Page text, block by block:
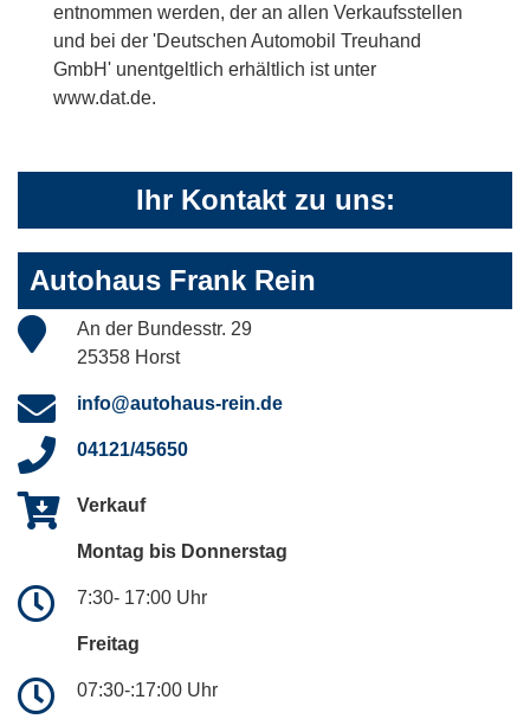
entnommen werden, der an allen Verkaufsstellen
und bei der 'Deutschen Automobil Treuhand
GmbH' unentgeltlich erhältlich ist unter
www.dat.de.
Ihr Kontakt zu uns:
Autohaus Frank Rein
An der Bundesstr. 29
25358 Horst
info@autohaus-rein.de
04121/45650
Verkauf
Montag bis Donnerstag
7:30- 17:00 Uhr
Freitag
07:30-:17:00 Uhr